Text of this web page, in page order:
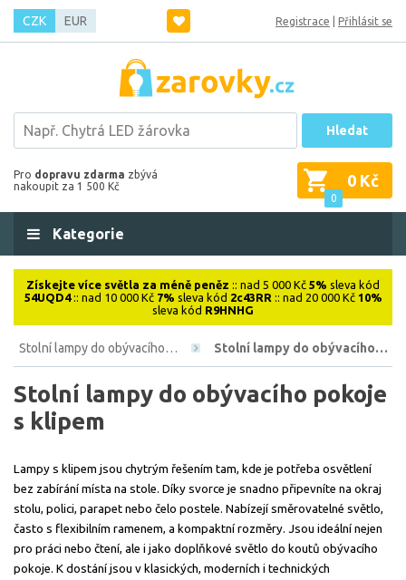
CZK EUR Registrace Přihlásit se
Hledat
Pro dopravu zdarma zbývá
nakoupit za 1 500 Kč
0
0 Kč
Kategorie
Získejte více světla za méně peněz :: nad 5 000 Kč 5% sleva kód
54UQD4:: nad 10 000 Kč 7% sleva kód 2c43RR :: nad 20 000 Kč 10%
sleva kód R9HNHG
Stolní lampy do obývacího… Stolní lampy do obývacího…
Stolní lampy do obývacího pokoje
s klipem
Lampy s klipem jsou chytrým řešením tam, kde je potřeba osvětlení
bez zabírání místa na stole. Díky svorce je snadno připevníte na okraj
stolu, polici, parapet nebo čelo postele. Nabízejí směrovatelné světlo,
často s flexibilním ramenem, a kompaktní rozměry. Jsou ideální nejen
pro práci nebo čtení, ale i jako doplňkové světlo do koutů obývacího
pokoje. K dostání jsou v klasických, moderních i technických